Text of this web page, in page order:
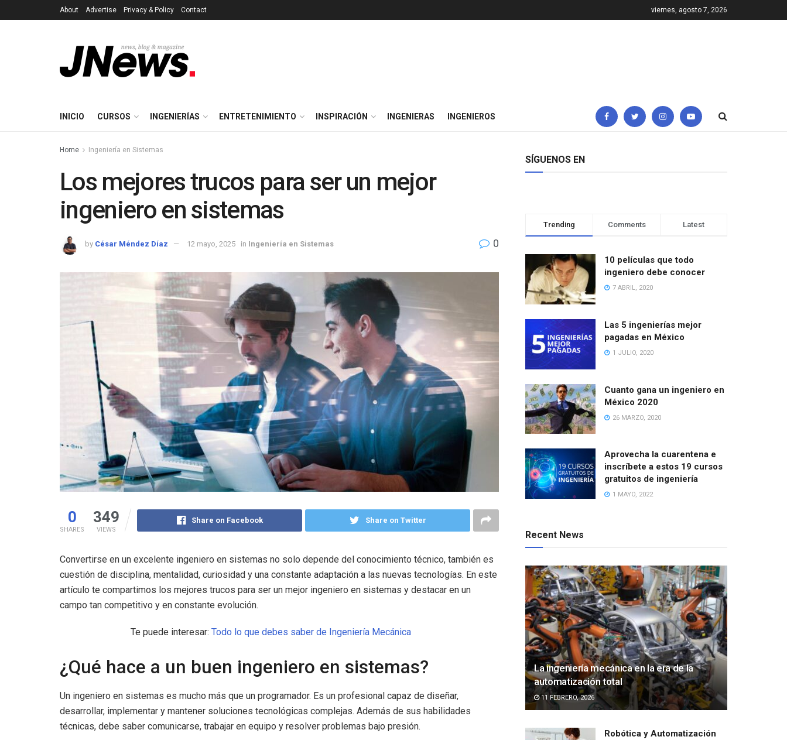
About Advertise Privacy & Policy Contact viernes, agosto 7, 2026
INICIO CURSOS INGENIERÍAS ENTRETENIMIENTO INSPIRACIÓN INGENIERAS INGENIEROS
Home Ingeniería en Sistemas
Los mejores trucos para ser un mejor
ingeniero en sistemas
by César Méndez Díaz 12 mayo, 2025 in Ingeniería en Sistemas 0
0
SHARES
349
VIEWS
Share on Facebook Share on Twitter
Convertirse en un excelente ingeniero en sistemas no solo depende del conocimiento técnico, también es
cuestión de disciplina, mentalidad, curiosidad y una constante adaptación a las nuevas tecnologías. En este
artículo te compartimos los mejores trucos para ser un mejor ingeniero en sistemas y destacar en un
campo tan competitivo y en constante evolución.
Te puede interesar: Todo lo que debes saber de Ingeniería Mecánica
¿Qué hace a un buen ingeniero en sistemas?
Un ingeniero en sistemas es mucho más que un programador. Es un profesional capaz de diseñar,
desarrollar, implementar y mantener soluciones tecnológicas complejas. Además de sus habilidades
técnicas, debe saber comunicarse, trabajar en equipo y resolver problemas bajo presión.
SÍGUENOS EN
Trending Comments Latest
10 películas que todo
ingeniero debe conocer
7 ABRIL, 2020
Las 5 ingenierías mejor
pagadas en México
1 JULIO, 2020
Cuanto gana un ingeniero en
México 2020
26 MARZO, 2020
Aprovecha la cuarentena e
inscríbete a estos 19 cursos
gratuitos de ingeniería
1 MAYO, 2022
Recent News
La ingeniería mecánica en la era de la
automatización total
11 FEBRERO, 2026
Robótica y Automatización